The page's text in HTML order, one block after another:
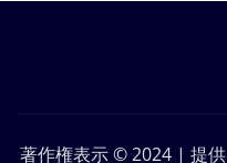
著作権表示 © 2024 | 提供